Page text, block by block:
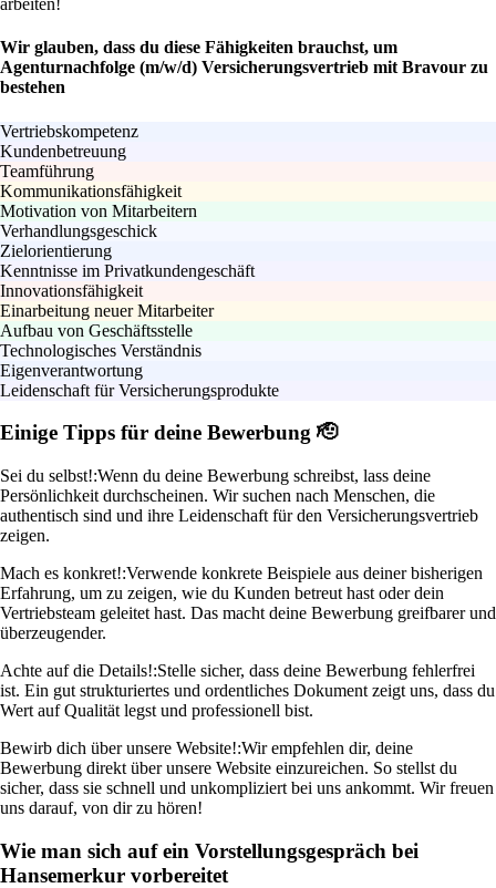
arbeiten!
Wir glauben, dass du diese Fähigkeiten brauchst, um
Agenturnachfolge (m/w/d) Versicherungsvertrieb mit Bravour zu
bestehen
Vertriebskompetenz
Kundenbetreuung
Teamführung
Kommunikationsfähigkeit
Motivation von Mitarbeitern
Verhandlungsgeschick
Zielorientierung
Kenntnisse im Privatkundengeschäft
Innovationsfähigkeit
Einarbeitung neuer Mitarbeiter
Aufbau von Geschäftsstelle
Technologisches Verständnis
Eigenverantwortung
Leidenschaft für Versicherungsprodukte
Einige Tipps für deine Bewerbung 🫡
Sei du selbst!:Wenn du deine Bewerbung schreibst, lass deine
Persönlichkeit durchscheinen. Wir suchen nach Menschen, die
authentisch sind und ihre Leidenschaft für den Versicherungsvertrieb
zeigen.
Mach es konkret!:Verwende konkrete Beispiele aus deiner bisherigen
Erfahrung, um zu zeigen, wie du Kunden betreut hast oder dein
Vertriebsteam geleitet hast. Das macht deine Bewerbung greifbarer und
überzeugender.
Achte auf die Details!:Stelle sicher, dass deine Bewerbung fehlerfrei
ist. Ein gut strukturiertes und ordentliches Dokument zeigt uns, dass du
Wert auf Qualität legst und professionell bist.
Bewirb dich über unsere Website!:Wir empfehlen dir, deine
Bewerbung direkt über unsere Website einzureichen. So stellst du
sicher, dass sie schnell und unkompliziert bei uns ankommt. Wir freuen
uns darauf, von dir zu hören!
Wie man sich auf ein Vorstellungsgespräch bei
Hansemerkur vorbereitet